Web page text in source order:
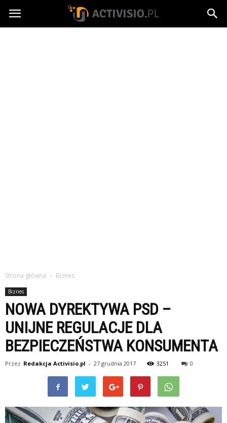
Activisio.pl
Strona główna Biznes
Biznes
NOWA DYREKTYWA PSD –
UNIJNE REGULACJE DLA
BEZPIECZEŃSTWA KONSUMENTA
Przez Redakcja Activisio.pl - 27 grudnia 2017 3251 0